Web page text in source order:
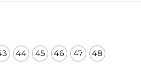
44 45 46 47
48